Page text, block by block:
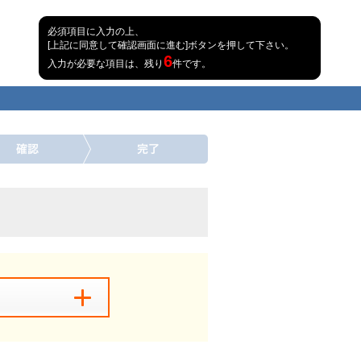
必須項目に入力の上、
[上記に同意して確認画面に進む]ボタンを押して下さい。
入力が必要な項目は、残り 6件です。